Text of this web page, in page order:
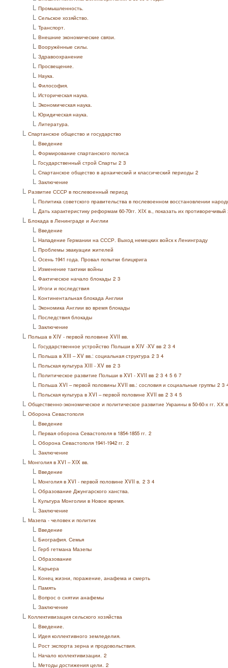
L Промышленность.
L Сельское хозяйство.
L Транспорт.
L Внешние экономические связи.
L Вооружённые силы.
L Здравоохранение
L Просвещение.
L Наука.
L Философия.
L Историческая наука.
L Экономическая наука.
L Юридическая наука.
L Литература.
L Спартанское общество и государство
L Введение
L Формирование спартанского полиса
L Государственный строй Спарты 2 3
L Спартанское общество в архаический и классический периоды 2
L Заключение
L Развитие СССР в послевоенный период
L Политика советского правительства в послевоенном восстановлении
L Дать характеристику реформам 60-70гг. ХIХ в., показать их противоречивый
L Блокада в Ленинграде и Англии
L Введение
L Нападение Германии на СССР. Выход немецких войск к Ленинграду
L Проблемы эвакуации жителей
L Осень 1941 года. Провал попытки блицкрига
L Изменение тактики войны
L Фактическое начало блокады 2 3
L Итоги и последствия
L Континентальная блокада Англии
L Экономика Англии во время блокады
L Последствия блокады
L Заключение
L Польша в XIV - первой половине XVII вв.
L Государственное устройство Польши в XIV -XV вв 2 3 4
L Польша в XIII – XV вв.: социальная структура 2 3 4
L Польская культура XIII - XV вв 2 3
L Политическое развитие Польши в XVI - XVII вв 2 3 4 5 6 7
L Польша XVI – первой половины XVII вв.: сословия и социальные группы 2 3
L Польская культура в XVI – первой половине XVII вв 2 3 4 5
L Общественно-экономическое и политическое развитие Украины в 50-60-х гг. ХХ
L Оборона Севастополя
L Введение
L Первая оборона Севастополя в 1854-1855 гг. 2
L Оборона Севастополя 1941-1942 гг. 2
L Заключение
L Монголия в XVI – XIX вв.
L Введение
L Монголия в XVI - первой половине XVII в. 2 3 4
L Образование Джунгарского ханства.
L Культура Монголии в Новое время.
L Заключение
L Мазепа - человек и политик
L Введение
L Биография. Семья
L Герб гетмана Мазепы
L Образование
L Карьера
L Конец жизни, поражение, анафема и смерть
L Память
L Вопрос о снятии анафемы
L Заключение
L Коллективизация сельского хозяйства
L Введение.
L Идея коллективного земледелия.
L Рост экспорта зерна и продовольствия.
L Начало коллективизации. 2
L Методы достижения цели. 2